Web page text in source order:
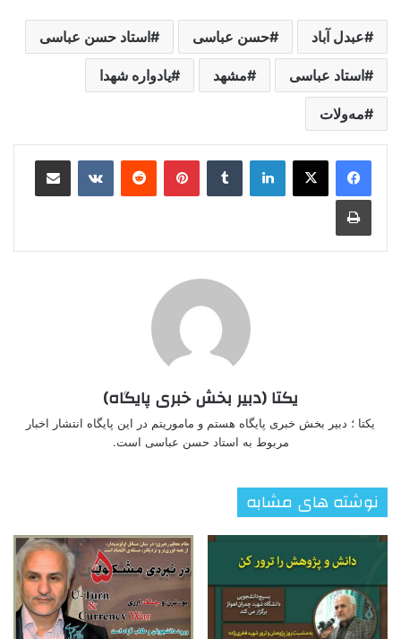
عبدل آباد حسن عباسی استاد حسن عباسی
استاد عباسی مشهد یادواره شهدا
مه‌ولات
لینکدین ‫تامبلر ‫پین‌ترست‫رددیت ‫VKontakteاشتراک گذاری از طریق ایمیل
چاپ
یکتا (دبیر بخش خبری پایگاه)
یکتا ؛ دبیر بخش خبری پایگاه هستم و ماموریتم در این پایگاه انتشار اخبار
مربوط به استاد حسن عباسی است.
نوشته های مشابه